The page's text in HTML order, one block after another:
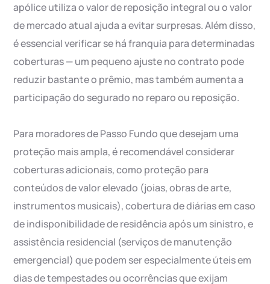
apólice utiliza o valor de reposição integral ou o valor
de mercado atual ajuda a evitar surpresas. Além disso,
é essencial verificar se há franquia para determinadas
coberturas — um pequeno ajuste no contrato pode
reduzir bastante o prêmio, mas também aumenta a
participação do segurado no reparo ou reposição.
Para moradores de Passo Fundo que desejam uma
proteção mais ampla, é recomendável considerar
coberturas adicionais, como proteção para
conteúdos de valor elevado (joias, obras de arte,
instrumentos musicais), cobertura de diárias em caso
de indisponibilidade de residência após um sinistro, e
assistência residencial (serviços de manutenção
emergencial) que podem ser especialmente úteis em
dias de tempestades ou ocorrências que exijam